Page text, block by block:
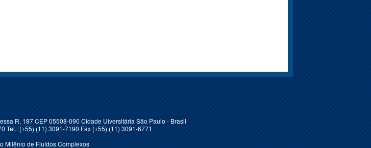
R, 187 CEP 05508-090 Cidade Uiversitária São Paulo - Brasil
Tel.: (+55) (11) 3091-7190 Fax (+55) (11) 3091-6771
Milênio de Fluídos Complexos